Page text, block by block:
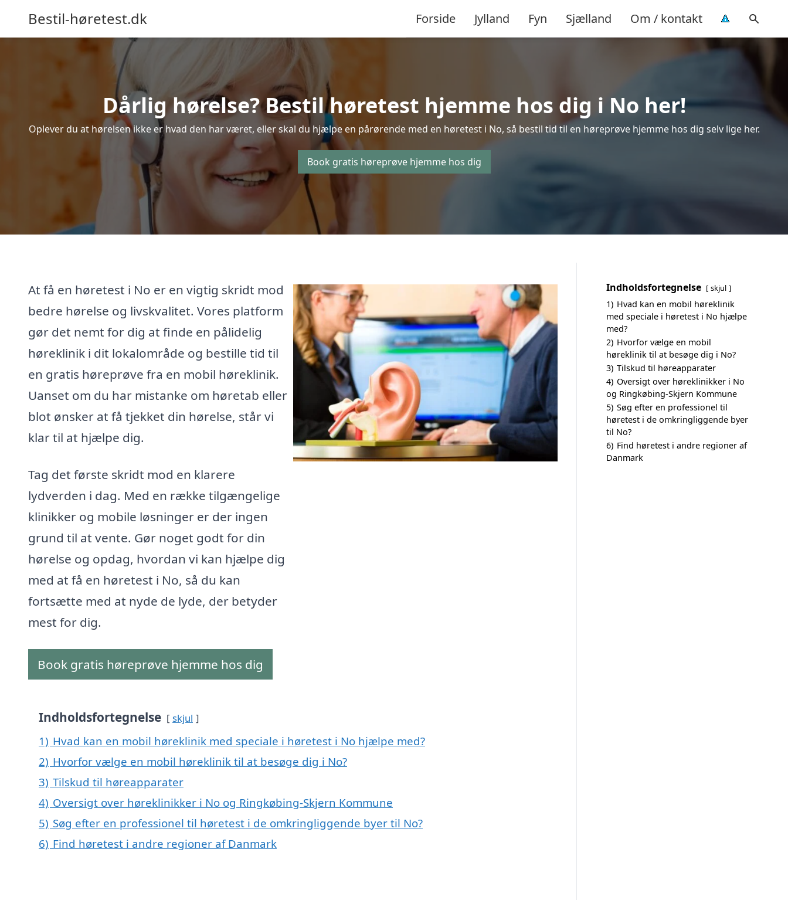
Bestil-høretest.dk Forside Jylland Fyn Sjælland Om / kontakt
Dårlig hørelse? Bestil høretest hjemme hos dig i No her!
Oplever du at hørelsen ikke er hvad den har været, eller skal du hjælpe en pårørende med en høretest i No, så bestil tid til en høreprøve hjemme hos dig selv lige her.
Book gratis høreprøve hjemme hos dig
At få en høretest i No er en vigtig skridt mod
bedre hørelse og livskvalitet. Vores platform
gør det nemt for dig at finde en pålidelig
høreklinik i dit lokalområde og bestille tid til
en gratis høreprøve fra en mobil høreklinik.
Uanset om du har mistanke om høretab eller
blot ønsker at få tjekket din hørelse, står vi
klar til at hjælpe dig.
Tag det første skridt mod en klarere
lydverden i dag. Med en række tilgængelige
klinikker og mobile løsninger er der ingen
grund til at vente. Gør noget godt for din
hørelse og opdag, hvordan vi kan hjælpe dig
med at få en høretest i No, så du kan
fortsætte med at nyde de lyde, der betyder
mest for dig.
Book gratis høreprøve hjemme hos dig
Indholdsfortegnelse skjul
1) Hvad kan en mobil høreklinik med speciale i høretest i No hjælpe med?
2) Hvorfor vælge en mobil høreklinik til at besøge dig i No?
3) Tilskud til høreapparater
4) Oversigt over høreklinikker i No og Ringkøbing-Skjern Kommune
5) Søg efter en professionel til høretest i de omkringliggende byer til No?
6) Find høretest i andre regioner af Danmark
Indholdsfortegnelse skjul
1) Hvad kan en mobil høreklinik
med speciale i høretest i No hjælpe
med?
2) Hvorfor vælge en mobil
høreklinik til at besøge dig i No?
3) Tilskud til høreapparater
4) Oversigt over høreklinikker i No
og Ringkøbing-Skjern Kommune
5) Søg efter en professionel til
høretest i de omkringliggende byer
til No?
6) Find høretest i andre regioner af
Danmark